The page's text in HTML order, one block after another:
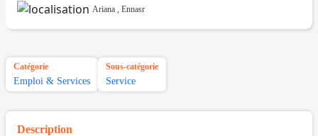
Ariana , Ennasr
Catégorie
Emploi & Services
Sous-catégorie
Service
Description